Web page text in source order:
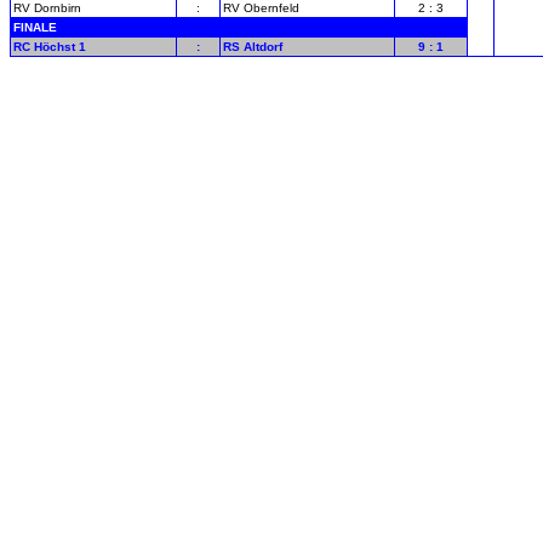
RV Dornbirn
: RV Obernfeld
2 : 3
FINALE
RC Höchst 1
: RS Altdorf 9 : 1